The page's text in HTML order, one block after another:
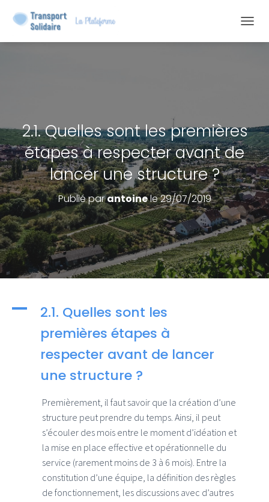
É
A
N
A
V
I
G
A
T
I
O
N
2.1. Quelles sont les premières
étapes à respecter avant de
lancer une structure ?
Publié parantoinele29/07/2019
A
2.1. Quelles sont les
premières étapes à
respecter avant de lancer
une structure ?
Premièrement, il faut savoir que la création d’une
structure peut prendre du temps. Ainsi, il peut
s’écouler des mois entre le moment d’idéation et
la mise en place effective et opérationnelle du
service (rarement moins de 3 à 6 mois). Entre la
constitution d’une équipe, la définition des règles
de fonctionnement, les discussions avec d’autres